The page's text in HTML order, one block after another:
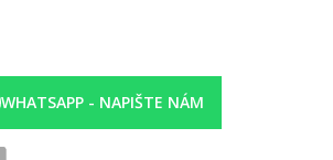
WHATSAPP - NAPIŠTE NÁM